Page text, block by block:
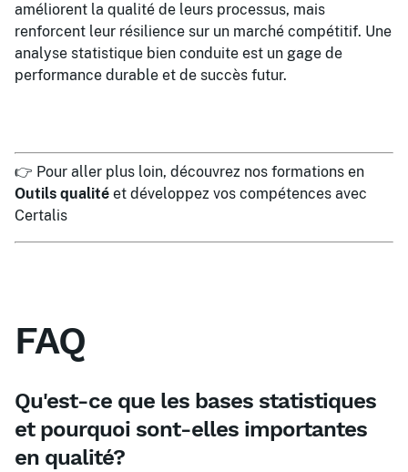
améliorent la qualité de leurs processus, mais
renforcent leur résilience sur un marché compétitif. Une
analyse statistique bien conduite est un gage de
performance durable et de succès futur.
👉 Pour aller plus loin, découvrez nos formations en
Outils qualité et développez vos compétences avec
Certalis
FAQ
Qu'est-ce que les bases statistiques
et pourquoi sont-elles importantes
en qualité?